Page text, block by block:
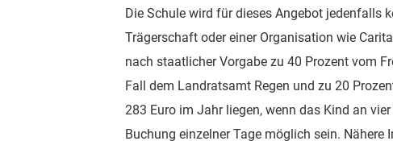
Die Schule wird für dieses Angebot jedenfalls
Trägerschaft oder einer Organisation wie
nach staatlicher Vorgabe zu 40 Prozent vom
Fall dem Landratsamt Regen und zu 20
283 Euro im Jahr liegen, wenn das Kind an
Buchung einzelner Tage möglich sein.